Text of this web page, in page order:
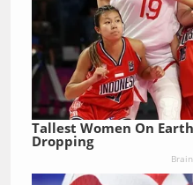
Tallest Women On
Dropping